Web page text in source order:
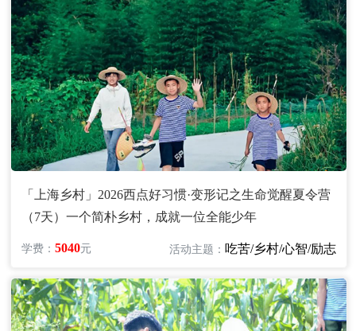
「上海乡村」2026西点好习惯·变形记之生命觉醒夏令营
（7天）一个简朴乡村，成就一位全能少年
学费：5040元 活动主题： 吃苦/乡村/心智/励志